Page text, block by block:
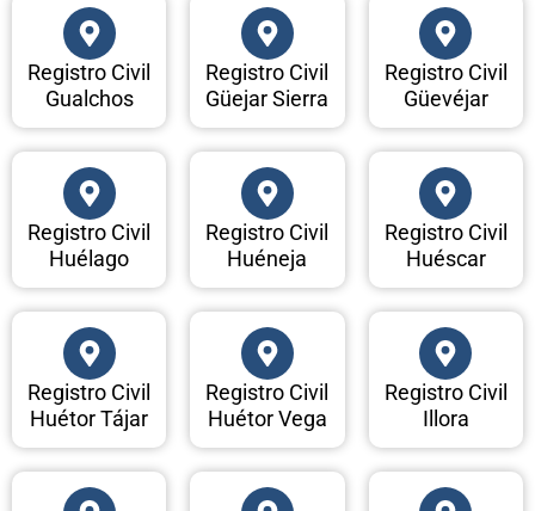
Registro Civil
Gualchos
Registro Civil
Güejar Sierra
Registro Civil
Güevéjar
Registro Civil
Huélago
Registro Civil
Huéneja
Registro Civil
Huéscar
Registro Civil
Huétor Tájar
Registro Civil
Huétor Vega
Registro Civil
Illora